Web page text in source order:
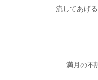
流してあげ
満月の不